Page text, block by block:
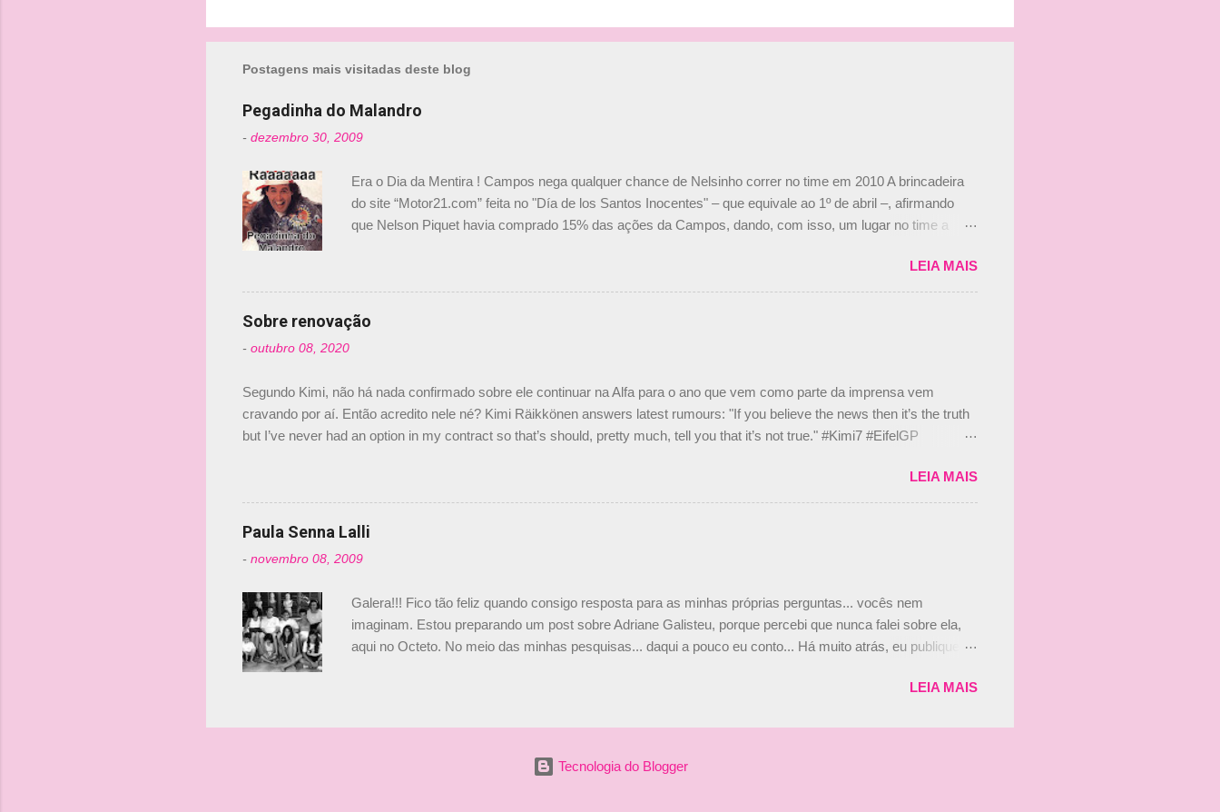
s
Postagens mais visitadas deste blog
Pegadinha do Malandro
- dezembro 30, 2009
Era o Dia da Mentira ! Campos nega qualquer chance de Nelsinho correr no time em 2010 A brincadeira
do site “Motor21.com” feita no "Día de los Santos Inocentes" – que equivale ao 1º de abril –, afirmando
que Nelson Piquet havia comprado 15% das ações da Campos, dando, com isso, um lugar no time a
dirigente foi taxativo ao declarar que o brasileiro não será o companheiro de Bruno Senna em 2010. "Na
verdade, nós recebemos uma oferta de Piquet", admitiu Audetto. “Mas depois de ter assinado com Bruno
Senna, não podemos ter dois brasileiros”, explicou, dizendo ainda que não tem nada contra o filho do
LEIA MAIS
Sobre renovação
- outubro 08, 2020
Segundo Kimi, não há nada confirmado sobre ele continuar na Alfa para o ano que vem como parte da imprensa vem
cravando por aí. Então acredito nele né? Kimi Räikkönen answers latest rumours: "If you believe the news then it’s the truth
but I’ve never had an option in my contract so that’s should, pretty much, tell you that it’s not true." #Kimi7 #EifelGP
falando sobre o fato do Iceman estar há tantos anos na F1. What is it like to have Kimi as a team mate? 🙌 Over to you,
@RGrosjean ! #EifelGP 🇩🇪 #F1 pic.twitter.com/GSAu1LWnwW — Formula 1 (@F1) October 8, 2020 Beijinhos, Ludy
LEIA MAIS
Paula Senna Lalli
- novembro 08, 2009
Galera!!! Fico tão feliz quando consigo resposta para as minhas próprias perguntas... vocês nem
imaginam. Estou preparando um post sobre Adriane Galisteu, porque percebi que nunca falei sobre ela,
aqui no Octeto. No meio das minhas pesquisas... daqui a pouco eu conto... Há muito atrás, eu publiquei
Bruno, é sua irmã caçula, Paula Senna. Fui questionada, porque todos achavam que a Viviane Senna
Vamos lá! Bonitinha, né? Bobeira, mas fiquei feliz. Acho que em 2010, veremos mais a mocinha. Vick
LEIA MAIS
Tecnologia do Blogger